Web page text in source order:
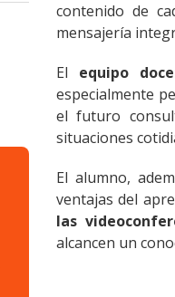
contenido de
mensajería
El equipo
especialmente
el futuro
situaciones
El alumno,
ventajas del
las
alcancen un